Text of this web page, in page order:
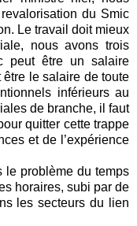
du Smic
Le travail doit mieux
nous avons trois
peut être un salaire
être le salaire de toute
inférieurs au
de branche, il faut
quitter cette trappe
et de l’expérience
le problème du temps
horaires, subi par de
les secteurs du lien